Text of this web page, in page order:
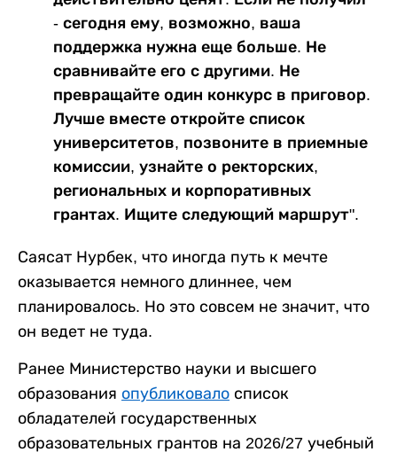
- сегодня ему, возможно, ваша
поддержка нужна еще больше. Не
сравнивайте его с другими. Не
превращайте один конкурс в приговор.
Лучше вместе откройте список
университетов, позвоните в приемные
комиссии, узнайте о ректорских,
региональных и корпоративных
грантах. Ищите следующий маршрут".
Саясат Нурбек, что иногда путь к мечте
оказывается немного длиннее, чем
планировалось. Но это совсем не значит, что
он ведет не туда.
Ранее Министерство науки и высшего
образования опубликовало список
обладателей государственных
образовательных грантов на 2026/27 учебный